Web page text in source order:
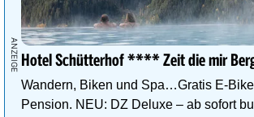
Hotel Schütterhof **** Zeit die mir
Wandern, Biken und Spa…Gratis E-
Pension. NEU: DZ Deluxe – ab sofort